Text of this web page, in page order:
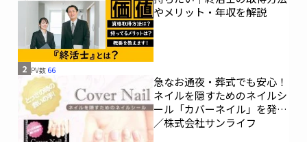
やメリット・年収を解説
2 PV数 66
急なお通夜・葬式でも安心！
ネイルを隠すためのネイルシ
ール「カバーネイル」を発売
／株式会社サンライフ